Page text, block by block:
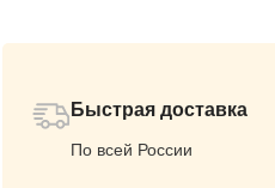
Быстрая доставка
По всей России